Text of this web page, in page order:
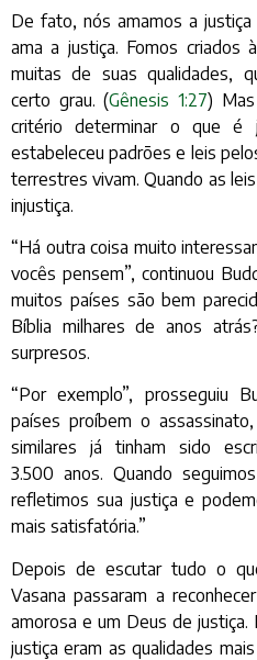
De fato, nós amamos a justiça
ama a justiça. Fomos criados
muitas de suas qualidades,
certo grau. (Gênesis 1:27)
critério determinar o que
estabeleceu padrões e leis
terrestres vivam. Quando as
injustiça.
“Há outra coisa muito
vocês pensem”, continuou
muitos países são bem
Bíblia milhares de anos
surpresos.
“Por exemplo”, prosseguiu
países proíbem o
similares já tinham sido
3.500 anos. Quando
refletimos sua justiça e
mais satisfatória.”
Depois de escutar tudo o
Vasana passaram a
amorosa e um Deus de justiça.
justiça eram as qualidades